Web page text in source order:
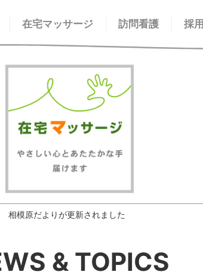
在宅マッサージ 訪問看護 採
相模原だよりが更新されました
& TOPICS